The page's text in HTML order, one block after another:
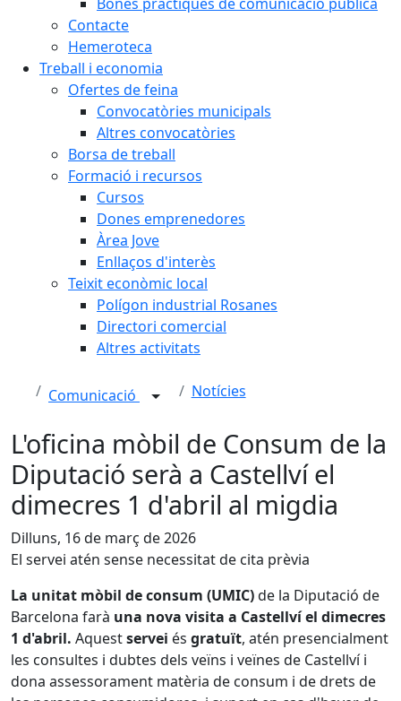
Contacte
Hemeroteca
Treball i economia
Ofertes de feina
Convocatòries municipals
Altres convocatòries
Borsa de treball
Formació i recursos
Cursos
Dones emprenedores
Àrea Jove
Enllaços d'interès
Teixit econòmic local
Polígon industrial Rosanes
Directori comercial
Altres activitats
Comunicació Notícies
L'oficina mòbil de Consum de la
Diputació serà a Castellví el
dimecres 1 d'abril al migdia
Dilluns, 16 de març de 2026
El servei atén sense necessitat de cita prèvia
La unitat mòbil de consum (UMIC)de la Diputació de
Barcelona farà una nova visita a Castellví el dimecres
1 d'abril. Aquestservei és gratuït, atén presencialment
les consultes i dubtes dels veïns i veïnes de Castellví i
dona assessorament matèria de consum i de drets de